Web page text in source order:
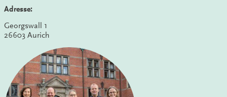
Adresse:
Georgswall 1
26603 Aurich